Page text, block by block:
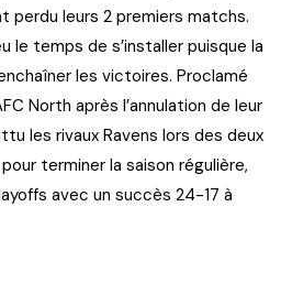
perdu leurs 2 premiers matchs.
le temps de s’installer puisque la
les victoires. Proclamé
North après l’annulation de leur
les rivaux Ravens lors des deux
terminer la saison régulière,
avec un succès 24-17 à